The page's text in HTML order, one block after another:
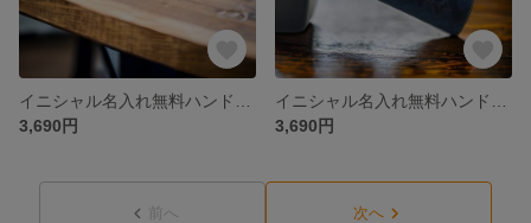
3,690円
3,690円
前へ 次へ